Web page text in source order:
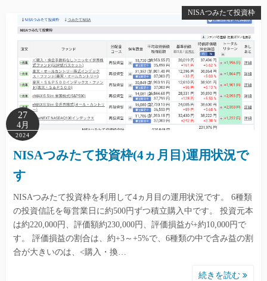
NISAつみたて投資枠
27
4月
2024
NISAつみたて投資枠(4ヵ月目)運用状況で
す
NISAつみたて投資枠を利用して4ヵ月目の運用状況です。 6種類
の投資信託を毎営業日に約500円ずつ積立購入中です。 投資元本
は約220,000円、評価額約230,000円、評価損益が+約10,000円で
す。 評価損益の割合は、約+3～+5%で、6種類の中で含み益の割
合が大きいのは、<購入・換…
続きを読む